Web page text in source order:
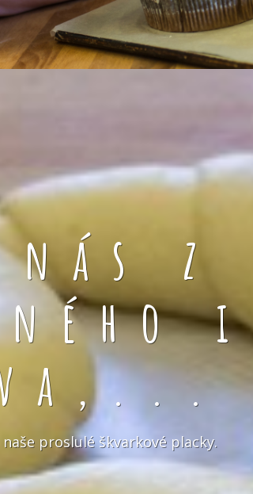
z
i
proslulé škvarkové placky.